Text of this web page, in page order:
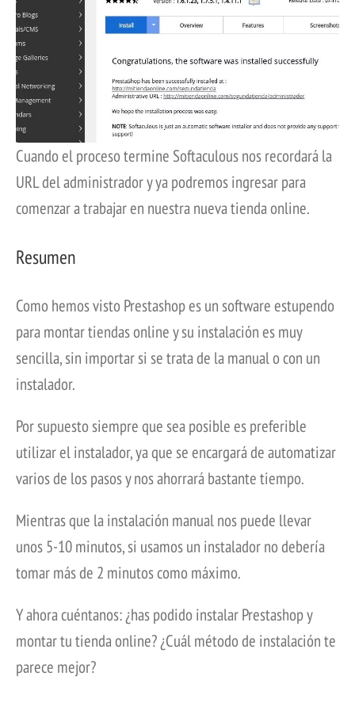
Cuando el proceso termine Softaculous nos recordará la
URL del administrador y ya podremos ingresar para
comenzar a trabajar en nuestra nueva tienda online.
Resumen
Como hemos visto Prestashop es un software estupendo
para montar tiendas online y su instalación es muy
sencilla, sin importar si se trata de la manual o con un
instalador.
Por supuesto siempre que sea posible es preferible
utilizar el instalador, ya que se encargará de automatizar
varios de los pasos y nos ahorrará bastante tiempo.
Mientras que la instalación manual nos puede llevar
unos 5-10 minutos, si usamos un instalador no debería
tomar más de 2 minutos como máximo.
Y ahora cuéntanos: ¿has podido instalar Prestashop y
montar tu tienda online? ¿Cuál método de instalación te
parece mejor?